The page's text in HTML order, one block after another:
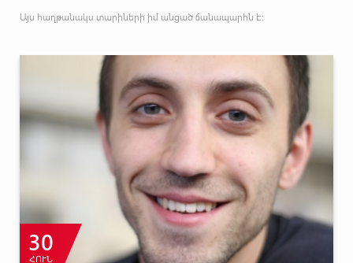
Այս հաղթանակս տարիների իմ անցած ճանապարհն է:
30
ՀՈՒՆ